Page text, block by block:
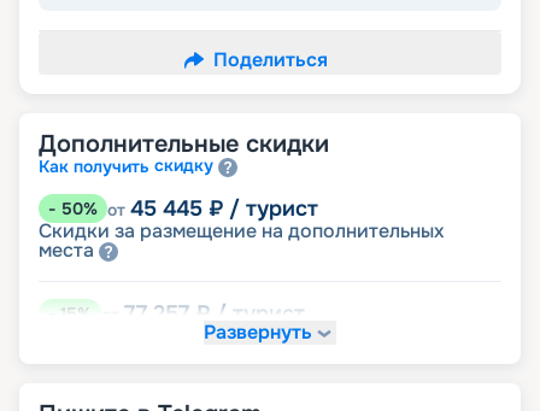
Поделиться
Дополнительные скидки
Как получить скидку
- 50% от 45 445 ₽ / турист
Скидки за размещение на дополнительных
места
15% 77 257 ₽ / турист
81 801
Развернуть